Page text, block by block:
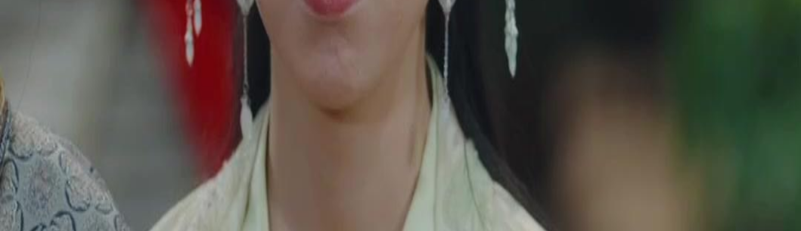
L'INCONNU DIVIN Épisode
2.2K
2.3K
Identités multiplesAmour Immortel
Affection réciproque
L'INCONNU DIVIN